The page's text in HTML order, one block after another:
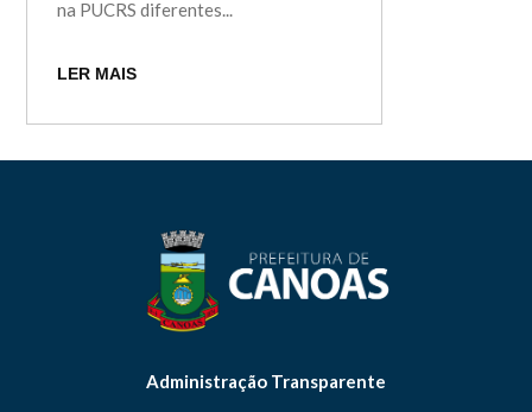
na PUCRS diferentes...
LER MAIS
Administração Transparente